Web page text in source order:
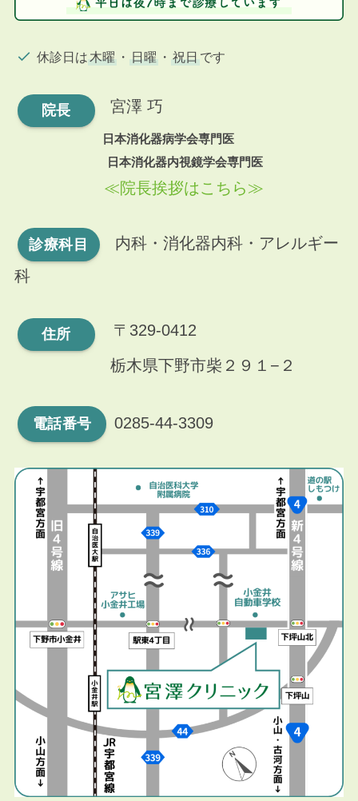
休診日は 木曜 ・ 日曜 ・ 祝日 です
院長 宮澤 巧
日本消化器病学会専門医
日本消化器内視鏡学会専門医
≪院長挨拶はこちら≫
診療科目
内科・消化器内科・アレルギー
科
住所 〒329-0412
栃木県下野市柴２９１−２
電話番号 0285-44-3309